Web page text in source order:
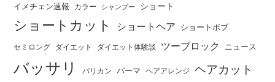
イメチェン速報 カラー シャンプー ショート
ショートカット ショートヘア ショートボブ
セミロング ダイエット ダイエット体験談 ツーブロック ニュース
バッサリ バリカン パーマ ヘアアレンジ ヘアカット